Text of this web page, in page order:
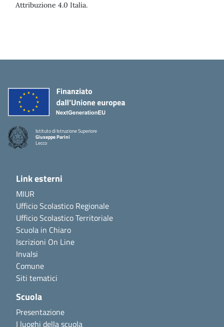
Attribuzione 4.0 Italia.
Istituto di Istruzione Superiore
Giuseppe Parini
Lecco
Link esterni
MIUR
Ufficio Scolastico Regionale
Ufficio Scolastico Territoriale
Scuola in Chiaro
Iscrizioni On Line
Invalsi
Comune
Siti tematici
Scuola
Presentazione
I luoghi della scuola